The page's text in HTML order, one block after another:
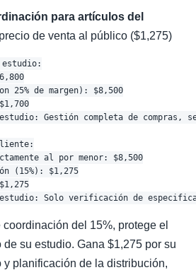
para artículos del
de venta al público ($1,275)
25% de margen): $8,500
Gestión completa de compras,
al por menor: $8,500
(15%): $1,275
del 15%, protege el
su estudio. Gana $1,275 por su
planificación de la distribución,